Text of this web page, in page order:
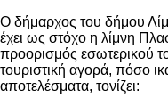
Ο δήμαρχος του δήμου
έχει ως στόχο η λίμνη
προορισμός εσωτερικού
τουριστική αγορά, πόσο
αποτελέσματα, τονίζει: